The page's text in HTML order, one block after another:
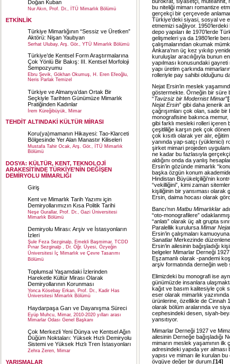
Doğan Kuban
Nur Akın, Prof. Dr., İTÜ Mimarlık Bölümü
ETKİNLİK
Türkiye Mimarlığının “Sessiz ve Üretken”
Aktörü: Nişan Yaubyan
Serhat Ulubay, Arş. Gör., YTÜ Mimarlık Bölümü
Türkiye’de Kentsel Form Araştırmalarına
Çok Yönlü Bir Bakış: III. Kentsel Morfoloji
Sempozyumu
Ebru Şevik, Gökhan Okumuş, H. Eren Efeoğlu,
Neris Parlak Temizel
Türkiye ve Almanya’dan Ortak Bir
Seçkiyle Tarihten Günümüze Mimarlık
Pratiğinden Kadınlar
İrem Küreğibüyük, Mimar
TEHDİT ALTINDAKİ KÜLTÜR MİRASI
Koru(ya)mamanın Hikayesi: Tao-Klarceti
Bölgesinde Yer Alan Manastır Kiliseleri
Mustafa Tahir Ocak, Arş. Gör., İTÜ Mimarlık
Bölümü
DOSYA: KÜLTÜR, KENT, TEKNOLOJİ
ARAKESİTİNDE TÜRKİYE’NİN DEĞİŞEN
DEMİRYOLU MİMARLIĞI
Giriş
Kent ve Mimarlık Tarih Yazımı için
Demiryollarımızın Kısa Politik Tarihi
Neşe Gurallar, Prof. Dr., Gazi Üniversitesi
Mimarlık Bölümü
Demiryolu Mirası: Arşiv ve İstasyonların
İzleri
Şule Feza Sezginalp, Emekli Başmimar, TCDD
Pınar Sezginalp , Dr. Öğr. Üyesi, Özyeğin
Üniversitesi İç Mimarlık ve Çevre Tasarımı
Bölümü
Toplumsal Yaşamdaki İzlerinden
Hareketle Kültür Mirası Olarak
Demiryollarının Korunması
Yonca Kösebay Erkan, Prof. Dr., Kadir Has
Üniversitesi Mimarlık Bölümü
Haydarpaşa Garı ve Dayanışma Süreci
Eyüp Muhcu, Mimar, 2010-2020 yılları arası
Mimarlar Odası Genel Başkanı
Çok Merkezli Yeni Dünya ve Kentsel Ağın
Düğüm Noktaları: Yüksek Hızlı Demiryolu
Sistemi ve Yüksek Hızlı Tren İstasyonları
Zehra Zeren, Mimar
YARIŞMALAR
bu niteliği mimarı romantize
gerçekçi bir çerçevede
Türkiye’deki siyasi, sosyal ve
etmemizi sağlıyor. 1950’lerdeki
depo yapıları ile 1970’lerde
gelişmeleri ya da 1980’lerle
çalışmalarından okumak
Ankara’nın üç kez yıkılıp
kuruluşlar aracılığıyla bunun
yapılması konusundaki
yapı üretim çarkında
rolleriyle pay sahibi olduğunu
Nejat Ersin’in meslek
göstermekte. Örneğin bir süre
“Tavizsiz bir Modernist Mimar”
Nejat Ersin” gibi daha jenerik
çağrışımları çok olan, sade
monografisine bakınca
gibi farklı mesleki rolleri içeren
çeşitliliğe karşın pek çok
çok kısıtlı olarak yer alır,
yanında yap-satçı (yüklenici)
şirket mimari projeden
ne kadar bu fazlasıyla
aldığını onda da yanlış
Ersin’in gözünde mimarlık
başka özgün konum
Hindistan Büyükelçiliği’nin
“vekilliğini”, kimi zaman
kişiliğinin bir yansıması olarak
Ersin, daima hocası olarak
Bancı’nın Matbu Mimarlıklar
“oto-monografilere”
“anlatı” olarak üç alt grupta
Paralellik kurulursa Mimar
Ersin’in çalışmaları
Sanatlar Merkezinde
Ersin’in ailesinin bağışladığı
belgeler Mimarlar Derneği 1927
Eşzamanlı olarak -pandemi
arşiv formatında derneğin web
Elimizdeki bu monografi ise
günümüzde insanlara
kağıt ve basım kalitesiyle çok
eser olarak mimarlık
ürünlerine, özellikle de Cinnah
olarak bölüm aralarında ve
cephesindeki desen, siyah-
yansıtıyor.
Mimarlar Derneği 1927 ve
ailesinin Derneğe bağışladığı
mimarın meslek yaşamının ilk
adresindeki yapıda yer alması
yapısı ve mimarı ile kurulan
övgüye değer bir durum. [14]